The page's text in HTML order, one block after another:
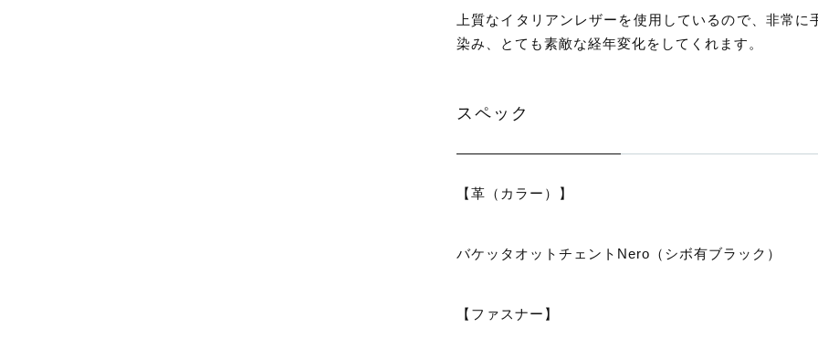
上質なイタリアンレザーを使用しているので、非常に
染み、とても素敵な経年変化をしてくれます。
スペック
【革（カラー）】
バケッタオットチェントNero（シボ有ブラック）
【ファスナー】